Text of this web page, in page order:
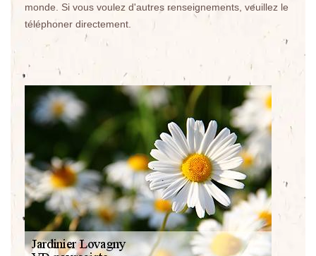
monde. Si vous voulez d'autres renseignements, veuillez le
téléphoner directement.